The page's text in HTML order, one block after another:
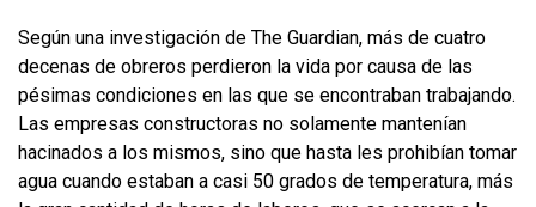
Según una investigación de The Guardian, más de cuatro
decenas de obreros perdieron la vida por causa de las
pésimas condiciones en las que se encontraban trabajando.
Las empresas constructoras no solamente mantenían
hacinados a los mismos, sino que hasta les prohibían tomar
agua cuando estaban a casi 50 grados de temperatura, más